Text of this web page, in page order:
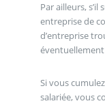
Par ailleurs,
entreprise de
d’entreprise
Si vous
salariée, vous